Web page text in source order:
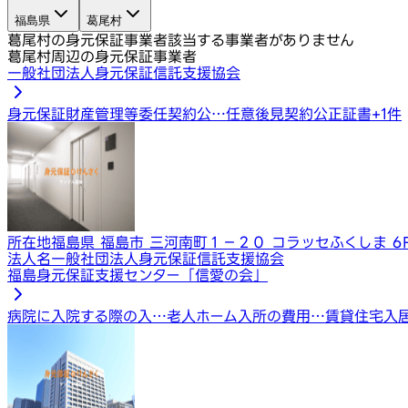
福島県
葛尾村
葛尾村の身元保証事業者該当する事業者がありません
葛尾村周辺の身元保証事業者
一般社団法人身元保証信託支援協会
身元保証財産管理等委任契約公…任意後見契約公正証書+1件
所在地福島県 福島市 三河南町１−２０ コラッセふくしま
法人名一般社団法人身元保証信託支援協会
福島身元保証支援センター「信愛の会」
病院に入院する際の入…老人ホーム入所の費用…賃貸住宅入